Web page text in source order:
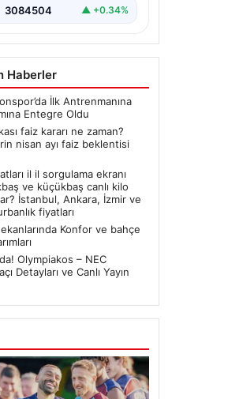
3084504 ▲ +0.34%
Haberler
İlk Antrenmanına
Entegre Oldu
faiz kararı ne zaman?
nisan ayı faiz beklentisi
il il sorgulama ekranı
ve küçükbaş canlı kilo
İstanbul, Ankara, İzmir ve
fiyatları
Konfor ve bahçe
Olympiakos – NEC
Detayları ve Canlı Yayın